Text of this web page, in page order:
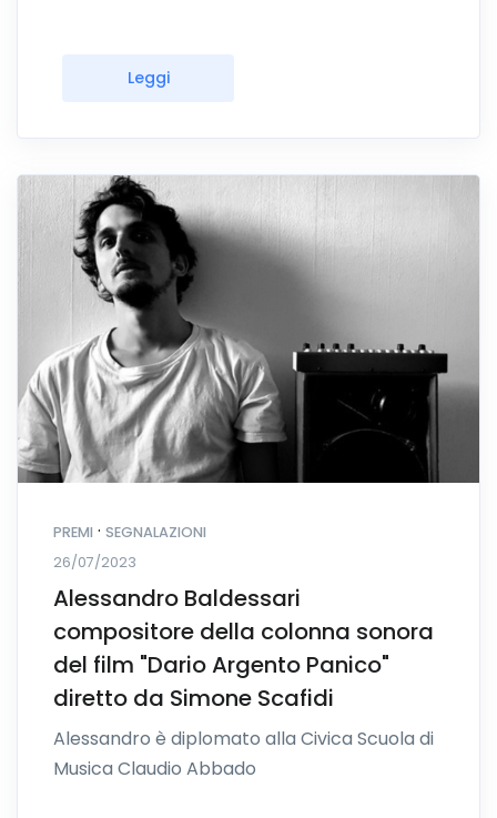
Leggi
PREMI · SEGNALAZIONI
26/07/2023
Alessandro Baldessari
compositore della colonna sonora
del film "Dario Argento Panico"
diretto da Simone Scafidi
Alessandro è diplomato alla Civica Scuola di
Musica Claudio Abbado